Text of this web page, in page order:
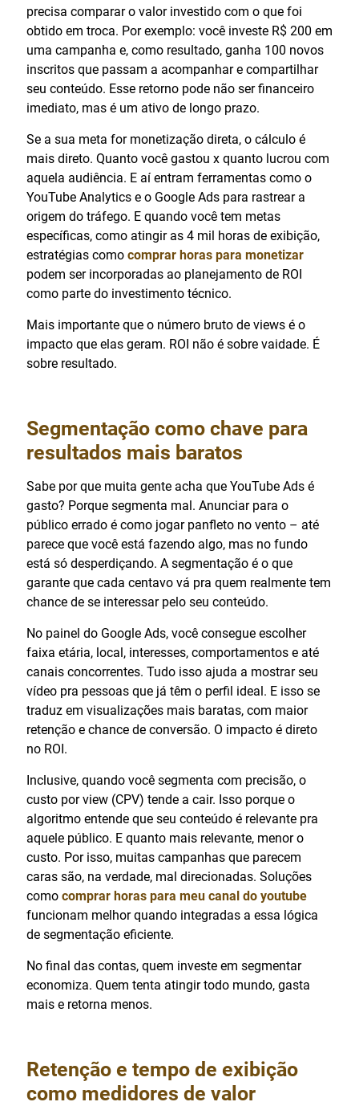
precisa comparar o valor investido com o que foi
obtido em troca. Por exemplo: você investe R$ 200 em
uma campanha e, como resultado, ganha 100 novos
inscritos que passam a acompanhar e compartilhar
seu conteúdo. Esse retorno pode não ser financeiro
imediato, mas é um ativo de longo prazo.
Se a sua meta for monetização direta, o cálculo é
mais direto. Quanto você gastou x quanto lucrou com
aquela audiência. E aí entram ferramentas como o
YouTube Analytics e o Google Ads para rastrear a
origem do tráfego. E quando você tem metas
específicas, como atingir as 4 mil horas de exibição,
estratégias como comprar horas para monetizar
podem ser incorporadas ao planejamento de ROI
como parte do investimento técnico.
Mais importante que o número bruto de views é o
impacto que elas geram. ROI não é sobre vaidade. É
sobre resultado.
Segmentação como chave para
resultados mais baratos
Sabe por que muita gente acha que YouTube Ads é
gasto? Porque segmenta mal. Anunciar para o
público errado é como jogar panfleto no vento – até
parece que você está fazendo algo, mas no fundo
está só desperdiçando. A segmentação é o que
garante que cada centavo vá pra quem realmente tem
chance de se interessar pelo seu conteúdo.
No painel do Google Ads, você consegue escolher
faixa etária, local, interesses, comportamentos e até
canais concorrentes. Tudo isso ajuda a mostrar seu
vídeo pra pessoas que já têm o perfil ideal. E isso se
traduz em visualizações mais baratas, com maior
retenção e chance de conversão. O impacto é direto
no ROI.
Inclusive, quando você segmenta com precisão, o
custo por view (CPV) tende a cair. Isso porque o
algoritmo entende que seu conteúdo é relevante pra
aquele público. E quanto mais relevante, menor o
custo. Por isso, muitas campanhas que parecem
caras são, na verdade, mal direcionadas. Soluções
como comprar horas para meu canal do youtube
funcionam melhor quando integradas a essa lógica
de segmentação eficiente.
No final das contas, quem investe em segmentar
economiza. Quem tenta atingir todo mundo, gasta
mais e retorna menos.
Retenção e tempo de exibição
como medidores de valor